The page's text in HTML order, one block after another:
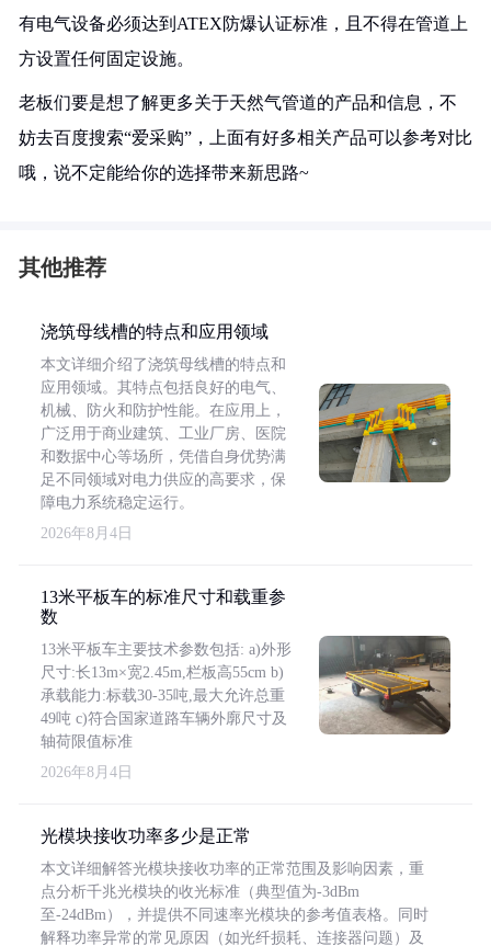
有电气设备必须达到ATEX防爆认证标准，且不得在管道上
方设置任何固定设施。
老板们要是想了解更多关于天然气管道的产品和信息，不
妨去百度搜索“爱采购”，上面有好多相关产品可以参考对比
哦，说不定能给你的选择带来新思路~
其他推荐
浇筑母线槽的特点和应用领域
本文详细介绍了浇筑母线槽的特点和
应用领域。其特点包括良好的电气、
机械、防火和防护性能。在应用上，
广泛用于商业建筑、工业厂房、医院
和数据中心等场所，凭借自身优势满
足不同领域对电力供应的高要求，保
障电力系统稳定运行。
2026年8月4日
13米平板车的标准尺寸和载重参
数
13米平板车主要技术参数包括: a)外形
尺寸:长13m×宽2.45m,栏板高55cm b)
承载能力:标载30-35吨,最大允许总重
49吨 c)符合国家道路车辆外廓尺寸及
轴荷限值标准
2026年8月4日
光模块接收功率多少是正常
本文详细解答光模块接收功率的正常范围及影响因素，重
点分析千兆光模块的收光标准（典型值为-3dBm
至-24dBm），并提供不同速率光模块的参考值表格。同时
解释功率异常的常见原因（如光纤损耗、连接器问题）及